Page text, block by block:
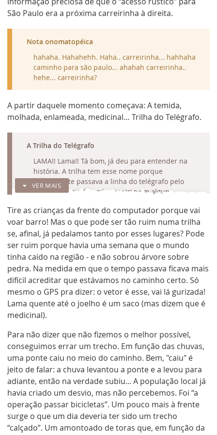
São Paulo era a próxima carreirinha à direita.
Nota onomatopéica
hahaha. Hahahehh. Haha.. carreirinha... hahhaha
caminho para são paulo... ahahah carreirinha..
hehe... carreirinha?
A partir daquele momento começava: A temida,
molhada, enlameada, medicinal… Trilha do Telégrafo.
A Trilha do Telégrafo
LAMA!! Lama!! Tá bom, já deu para entender na
história. A trilha tem esse nome porque
antigamente passava a linha do telégrafo pelo
lugar - que ainda pode ser visto em alguns
PR405 até chegar em um cruzamento que dá
acesso à estrada de Batuva. Mais 15km e chega-se
até o início da trilha na própria localidade. A trilha
em si compreende cerca de 6km. É muito
conhecida na região pelos “desafios de moto-
cross”. É bicicletável em alguns trechos, mas
praticamente empurrável na maioria deles. O
lugar é sem dúvida muito bonito e inóspito. A
divisa de PR com SP é marcada pela placa de
entrada do Parque Estadual de Jacupiranga.
A trilha acaba em uma escola, onde já existe
acesso para carros. Mais 7km e está a Estrada
Cananéia – Ariri. Seguindo ao primeiro destino é
possível seguir por São Paulo até chegar nas
grandes rodovias, como a br116, de volta a
Curitiba. No sentido Ariri, chega-se à uma
pequena cidade portuária (Ariri, por acaso no fim
da linha), conhecida como destino dos praticantes
de pesca por lazer.
VER MAIS
RECOLHER
Tire as crianças da frente do computador porque vai
voar barro! Mas o que pode ser tão ruim numa trilha
se, afinal, já pedalamos tanto por esses lugares? Pode
ser ruim porque havia uma semana que o mundo
tinha caído na região - e não sobrou árvore sobre
pedra. Na medida em que o tempo passava ficava mais
difícil acreditar que estávamos no caminho certo. Só
mesmo o GPS pra dizer: o vetor é esse, vai lá gurizada!
Lama quente até o joelho é um saco (mas dizem que é
medicinal).
Para não dizer que não fizemos o melhor possível,
conseguimos errar um trecho. Em função das chuvas,
uma ponte caiu no meio do caminho. Bem, "caiu" é
jeito de falar: a chuva levantou a ponte e a levou para
adiante, então na verdade subiu... A população local já
havia criado um desvio, mas não percebemos. Foi “a
operação passar bicicletas”. Um pouco mais à frente
surge o que um dia deveria ter sido um trecho
“calçado”. Um amontoado de toras que, em função da